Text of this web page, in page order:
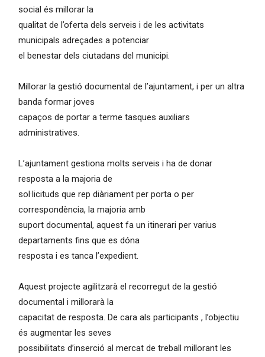
social és millorar la
qualitat de l’oferta dels serveis i de les activitats
municipals adreçades a potenciar
el benestar dels ciutadans del municipi.
Millorar la gestió documental de l’ajuntament, i per un altra
banda formar joves
capaços de portar a terme tasques auxiliars
administratives.
L’ajuntament gestiona molts serveis i ha de donar
resposta a la majoria de
sol·licituds que rep diàriament per porta o per
correspondència, la majoria amb
suport documental, aquest fa un itinerari per varius
departaments fins que es dóna
resposta i es tanca l’expedient.
Aquest projecte agilitzarà el recorregut de la gestió
documental i millorarà la
capacitat de resposta. De cara als participants , l’objectiu
és augmentar les seves
possibilitats d’inserció al mercat de treball millorant les